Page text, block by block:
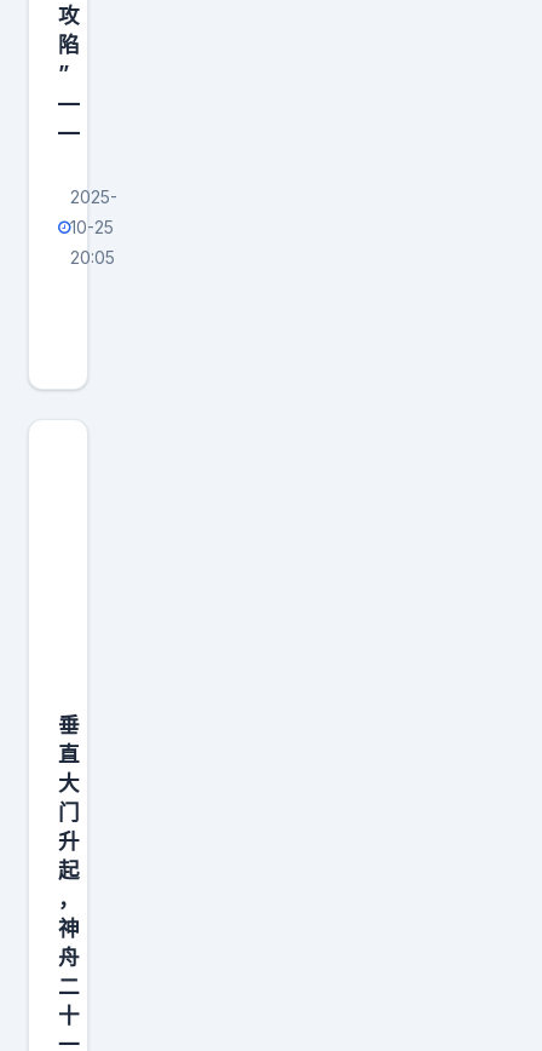
攻
陷
”
—
—
2025-
10-25
20:05
2
4
眼
镜
预
售
刚
一
开
始
，
垂
直
大
门
升
起
，
神
舟
二
十
一